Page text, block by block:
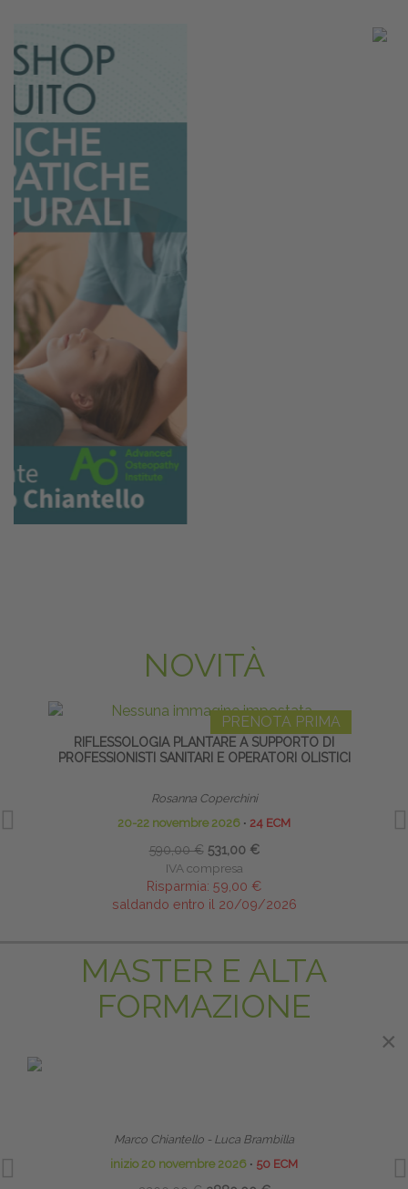
NOVITÀ
PRENOTA PRIMA
RIFLESSOLOGIA PLANTARE A SUPPORTO DI
PROFESSIONISTI SANITARI E OPERATORI OLISTICI
Rosanna Coperchini
20-22 novembre 2026 ∙ 24 ECM
590,00 € 531,00 €
IVA compresa
Risparmia: 59,00 €
saldando entro il 20/09/2026
MASTER E ALTA
FORMAZIONE
Marco Chiantello - Luca Brambilla
inizio 20 novembre 2026 ∙ 50 ECM
×